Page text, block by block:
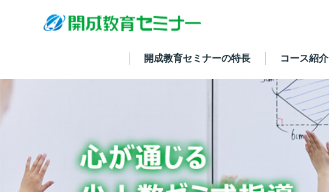
開成教育セミナーの特長 コース紹介